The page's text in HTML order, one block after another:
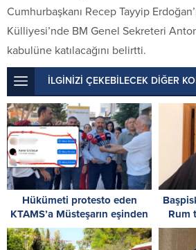
Cumhurbaşkanı Recep Tayyip
Külliyesi’nde BM Genel Sekreteri
kabulüne katılacağını belirtti.
İLGİNİZİ ÇEKEBİLECEK DİĞER
Hükümeti protesto eden
KTAMS’a Müsteşarın eşinden
destek: Kalpli emoji dikkat
çekti
Rum